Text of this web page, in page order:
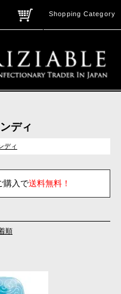
Shopping Category
ディ
ディ
購入で送料無料！
順